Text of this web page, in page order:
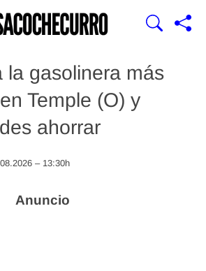
la gasolinera más
Temple (O) y
ahorrar
– 13:30h